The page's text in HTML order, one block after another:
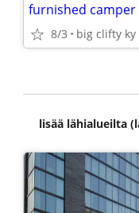
furnished
8/3 big clifty ky
lisää lähialueilta